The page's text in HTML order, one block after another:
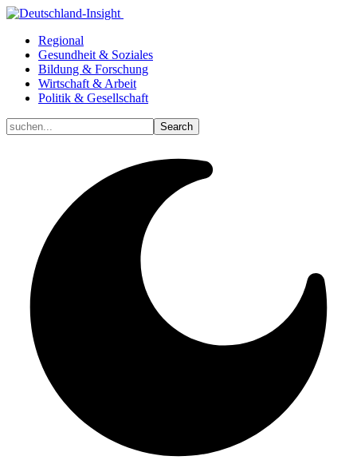
Regional
Gesundheit & Soziales
Bildung & Forschung
Wirtschaft & Arbeit
Politik & Gesellschaft